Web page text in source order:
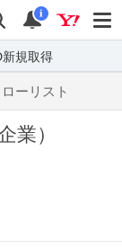
検索
通知
i
新規取得
ーリスト
業）